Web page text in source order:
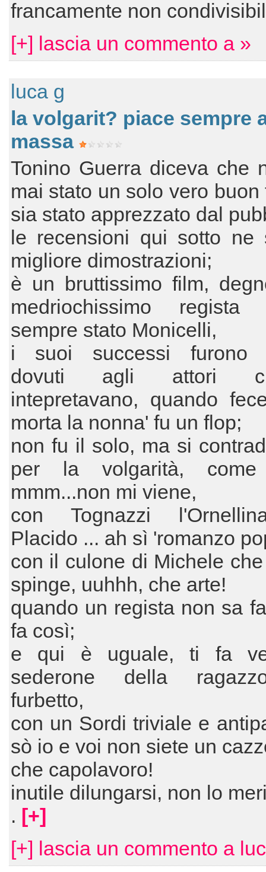
francamente non
[+] lascia un commento a »
luca g
la volgarit? piace sempre
massa
Tonino Guerra diceva che
mai stato un solo vero buon
sia stato apprezzato dal
le recensioni qui sotto ne
migliore dimostrazioni;
è un bruttissimo film,
medriochissimo
sempre stato Monicelli,
i suoi successi furono
dovuti agli attori
intepretavano, quando
morta la nonna' fu un flop;
non fu il solo, ma si
per la volgarità,
mmm...non mi viene,
con Tognazzi
Placido ... ah sì 'romanzo
con il culone di Michele
spinge, uuhhh, che arte!
quando un regista non sa
fa così;
e qui è uguale, ti fa
sederone della
furbetto,
con un Sordi triviale e
sò io e voi non siete un
che capolavoro!
inutile dilungarsi, non lo
. [+]
[+] lascia un commento a